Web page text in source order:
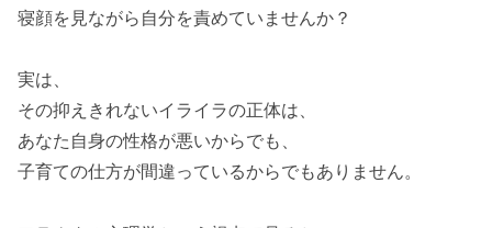
寝顔を見ながら自分を責めていませんか？
実は、
その抑えきれないイライラの正体は、
あなた自身の性格が悪いからでも、
子育ての仕方が間違っているからでもありません。